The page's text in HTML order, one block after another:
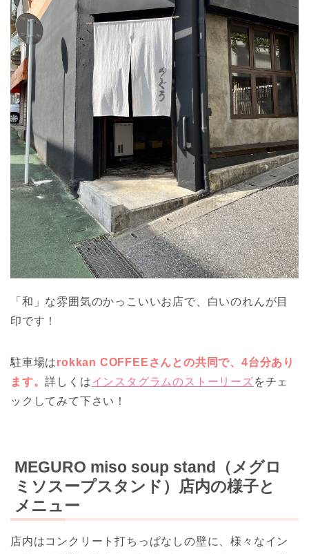
「和」な雰囲気のかっこいいお店で、白いのれんが目
印です！
駐車場はrokkan COFFEEさんとの共同で、4台分あり
ます。詳しくはインスタグラムのストーリーズをチェ
ックしてみて下さい！
MEGURO miso soup stand（メグロ
ミソスープスタンド）店内の様子と
メニュー
店内はコンクリート打ちっぱなしの壁に、様々なイン